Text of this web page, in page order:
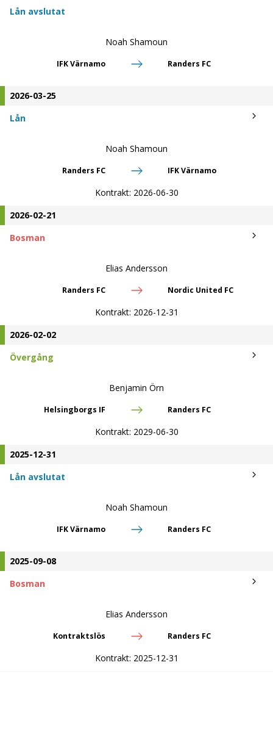
Lån avslutat
Noah Shamoun
IFK Värnamo Randers FC
2026-03-25
Lån
Noah Shamoun
Randers FC IFK Värnamo
Kontrakt: 2026-06-30
2026-02-21
Bosman
Elias Andersson
Randers FC Nordic United FC
Kontrakt: 2026-12-31
2026-02-02
Övergång
Benjamin Örn
Helsingborgs IF Randers FC
Kontrakt: 2029-06-30
2025-12-31
Lån avslutat
Noah Shamoun
IFK Värnamo Randers FC
2025-09-08
Bosman
Elias Andersson
Kontraktslös Randers FC
Kontrakt: 2025-12-31